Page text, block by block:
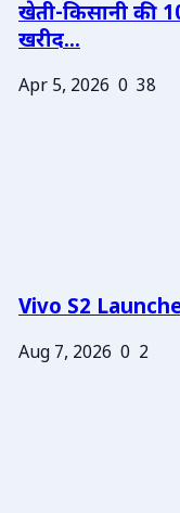
खेती-किसानी की
खरीद...
Apr 5, 2026 0 38
Vivo S2
Aug 7, 2026 0 2